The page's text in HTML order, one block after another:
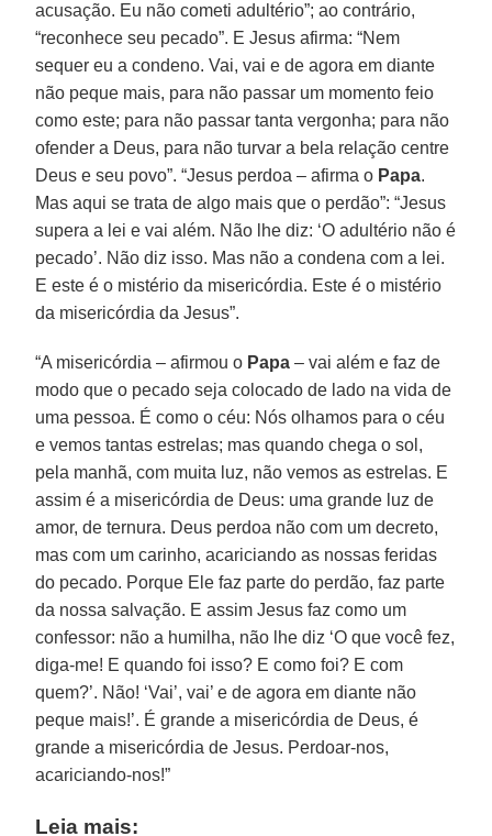
acusação. Eu não cometi adultério”; ao contrário,
“reconhece seu pecado”. E Jesus afirma: “Nem
sequer eu a condeno. Vai, vai e de agora em diante
não peque mais, para não passar um momento feio
como este; para não passar tanta vergonha; para não
ofender a Deus, para não turvar a bela relação centre
Deus e seu povo”. “Jesus perdoa – afirma o Papa.
Mas aqui se trata de algo mais que o perdão”: “Jesus
supera a lei e vai além. Não lhe diz: ‘O adultério não é
pecado’. Não diz isso. Mas não a condena com a lei.
E este é o mistério da misericórdia. Este é o mistério
da misericórdia da Jesus”.
“A misericórdia – afirmou o Papa – vai além e faz de
modo que o pecado seja colocado de lado na vida de
uma pessoa. É como o céu: Nós olhamos para o céu
e vemos tantas estrelas; mas quando chega o sol,
pela manhã, com muita luz, não vemos as estrelas. E
assim é a misericórdia de Deus: uma grande luz de
amor, de ternura. Deus perdoa não com um decreto,
mas com um carinho, acariciando as nossas feridas
do pecado. Porque Ele faz parte do perdão, faz parte
da nossa salvação. E assim Jesus faz como um
confessor: não a humilha, não lhe diz ‘O que você fez,
diga-me! E quando foi isso? E como foi? E com
quem?’. Não! ‘Vai’, vai’ e de agora em diante não
peque mais!’. É grande a misericórdia de Deus, é
grande a misericórdia de Jesus. Perdoar-nos,
acariciando-nos!”
Leia mais: